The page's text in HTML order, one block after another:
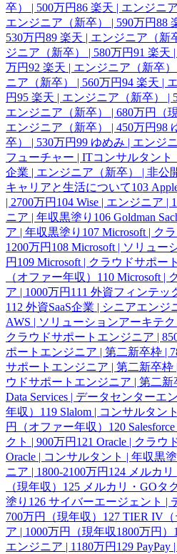
卒） | 500万円86 楽天 | エンジニ
エンジニア（新卒） | 590万円88
530万円89 楽天 | エンジニア（新
ジニア（新卒） | 580万円91 楽天
万円92 楽天 | エンジニア（新卒）
ニア（新卒） | 560万円94 楽天 |
円95 楽天 | エンジニア（新卒） |
エンジニア（新卒） | 680万円（
エンジニア（新卒） | 450万円98
卒） | 530万円99 ゆめみ | エンジ
フューチャー | ITコンサルタント
企業 | エンジニア（新卒） | 非公
キャリアと生活について103
| 2700万円 104 Wise | エンジニア |
ニア | 年収黒塗り 106 Goldman
ア | 年収黒塗り 107 Microsoft | ク
1200万円 108 Microsoft | ソリュー
円 109 Microsoft | クラウドサポー
（オファー年収） 110 Microsoft |
ア | 1000万円 111 外資フィンテッ
112 外資SaaS企業 | シニアエンジ
AWS | ソリューションアーキテク
クラウドサポートエンジニア |
ポートエンジニア | 第二新卒枠 |
サポートエンジニア | 第二新卒枠
ウドサポートエンジニア | 第二新
Data Services | データセンターエ
年収） 119 Slalom | コンサルタン
円（オファー年収） 120
クト | 900万円 121 Oracle | クラウ
Oracle | コンサルタント | 年収黒塗
ニア | 1800-2100万円 124 メルカリ
（現年収） 125 メルカリ・GOタ
塗り 126 サイバーエージェント |
700万円（現年収） 127 TIER IV（
ア | 1000万円（現年収1800万円）
エンジニア | 1180万円 129 PayPay